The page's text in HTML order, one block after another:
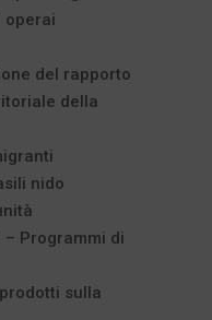
operai
del rapporto
della
nido
– Programmi di
sulla